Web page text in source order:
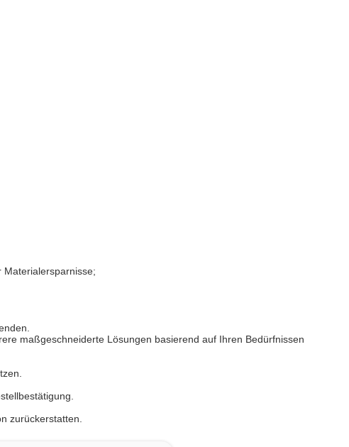
Materialersparnisse;
maßgeschneiderte Lösungen basierend auf Ihren Bedürfnissen
zurückerstatten.